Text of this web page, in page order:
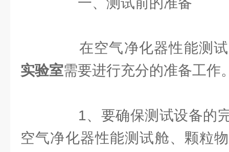
在空气净化器性能测试
实验室需要进行充分的准备工作
1、要确保测试设备的完
空气净化器性能测试舱、颗粒